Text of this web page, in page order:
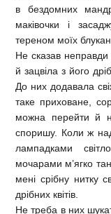
в бездомних
маківочки і
тереном моїх
Не сказав
й зацвіла з його
До них додавала
таке приховане,
можна перейти й
споришу. Коли ж
лампадками
мочарами м’ягко
мені срібну нитку
дрібних квітів.
Не треба в них